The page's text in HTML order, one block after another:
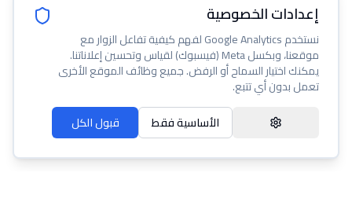
إعدادات الخصوصية
نستخدم Google Analytics لفهم كيفية تفاعل الزوار مع
موقعنا، وبكسل Meta (فيسبوك) لقياس وتحسين إعلاناتنا.
يمكنك اختيار السماح أو الرفض. جميع وظائف الموقع الأخرى
تعمل بدون أي تتبع.
قبول الكل
الأساسية فقط